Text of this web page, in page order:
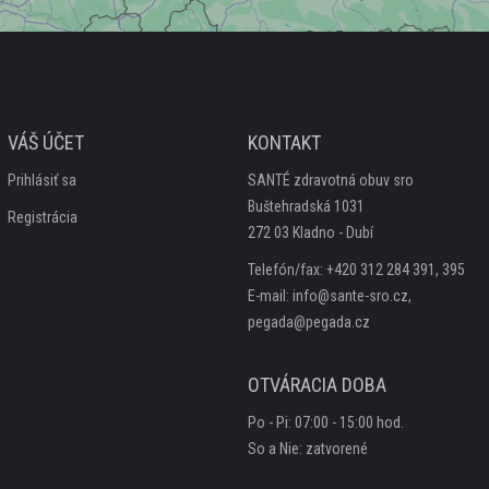
VÁŠ ÚČET
Prihlásiť sa
Registrácia
KONTAKT
SANTÉ zdravotná obuv sro
Buštehradská 1031
272 03 Kladno - Dubí
Telefón/fax: +420 312 284 391, 395
E-mail: info@sante-sro.cz,
pegada@pegada.cz
OTVÁRACIA DOBA
Po - Pi: 07:00 - 15:00 hod.
So a Nie: zatvorené